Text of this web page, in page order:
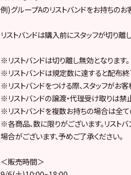
例)グループAのリストバンドをお持ちの
リストバンドは購入前にスタッフが切り離
※リストバンドは切り離し無効となります。
※リストバンドは規定数に達すると配布終
※リストバンドをつける際、スタッフがお
※リストバンドの譲渡・代理受け取りは禁
※リストバンドを複数お持ちの場合は全て
※各商品、数に限りがございます。リスト
場合がございます、予めご了承ください。
＜販売時間＞